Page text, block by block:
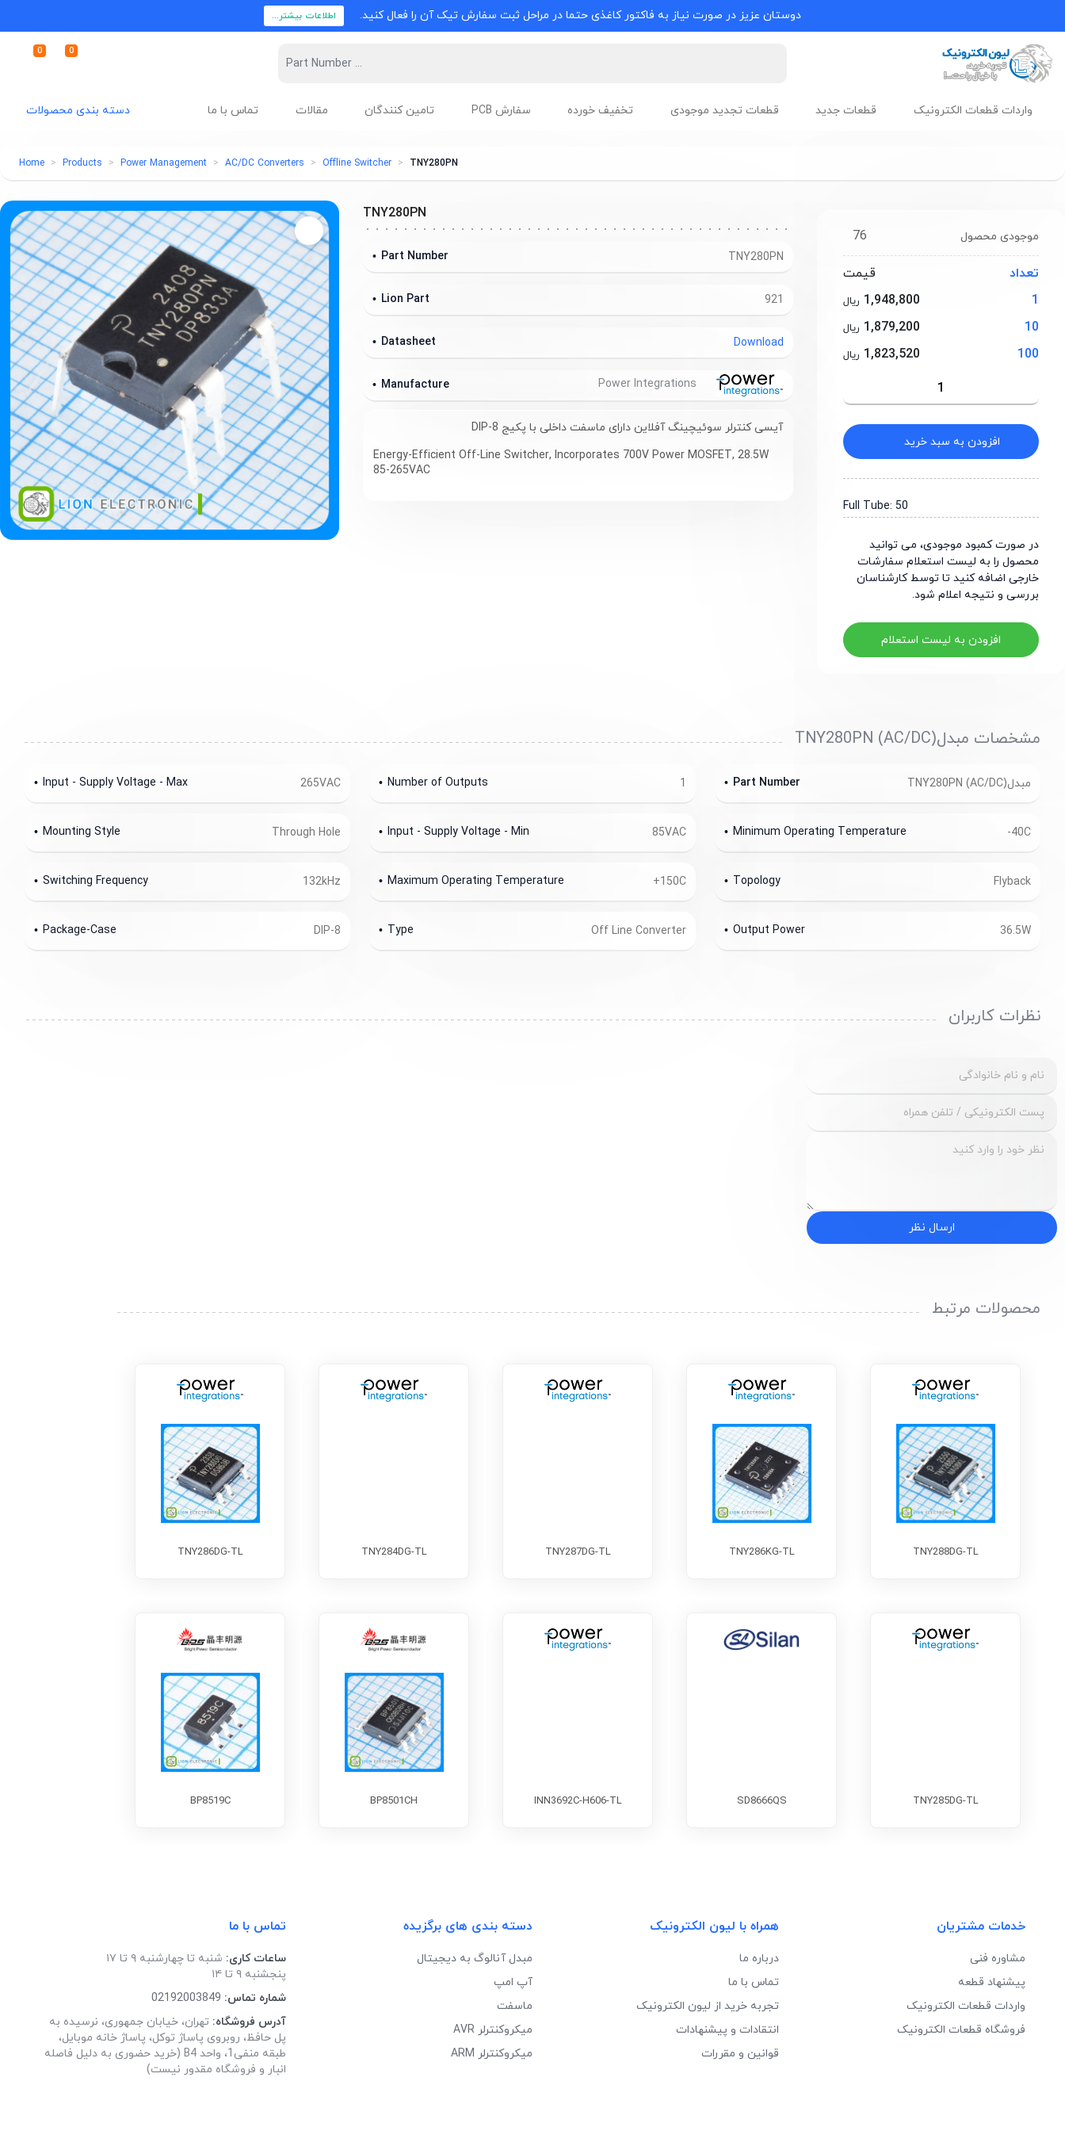
دوستان عزیز در صورت نیاز به فاکتور کاغذی حتما در مراحل ثبت سفارش تیک آن را فعال کنید. اطلاعات بیشتر...
0 0
دسته بندی محصولات واردات قطعات الکترونیک قطعات جدید قطعات تجدید موجودی تخفیف خورده سفارش PCB تامین کنندگان مقالات تماس با ما
Home Products Power Management AC/DC Converters Offline Switcher TNY280PN
76 موجودی محصول
تعداد
قیمت
1
1,948,800 ریال
10
1,879,200 ریال
100
1,823,520 ریال
افزودن به سبد خرید
Full Tube: 50
در صورت کمبود موجودی، می توانید
محصول را به لیست استعلام سفارشات
خارجی اضافه کنید تا توسط کارشناسان
بررسی و نتیجه اعلام شود.
افزودن به لیست استعلام
TNY280PN
TNY280PN
Part Number
921
Lion Part
Download
Datasheet
Manufacture
آیسی کنترلر سوئیچینگ آفلاین دارای ماسفت داخلی با پکیج DIP-8
Energy-Efficient Off-Line Switcher, Incorporates 700V Power MOSFET, 28.5W
85-265VAC
مشخصات مبدل(AC/DC) TNY280PN
مبدل(AC/DC) TNY280PN Part Number
1
Number of Outputs
265VAC
Input - Supply Voltage - Max
-40C
Minimum Operating Temperature
85VAC
Input - Supply Voltage - Min
Through Hole
Mounting Style
Flyback
Topology
+150C
Maximum Operating Temperature
132kHz
Switching Frequency
36.5W
Output Power
Off Line Converter
Type
DIP-8
Package-Case
نظرات کاربران
ارسال نظر
محصولات مرتبط
TNY288DG-TL
TNY286KG-TL
TNY287DG-TL
TNY284DG-TL
TNY286DG-TL
TNY285DG-TL
SD8666QS
INN3692C-H606-TL
BP8501CH
BP8519C
خدمات مشتریان
مشاوره فنی
پیشنهاد قطعه
واردات قطعات الکترونیک
فروشگاه قطعات الکترونیک
همراه با لیون الکترونیک
درباره ما
تماس با ما
تجربه خرید از لیون الکترونیک
انتقادات و پیشنهادات
قوانین و مقررات
دسته بندی های برگزیده
مبدل آنالوگ به دیجیتال
آپ امپ
ماسفت
میکروکنترلر AVR
میکروکنترلر ARM
تماس با ما
ساعات کاری: شنبه تا چهارشنبه ۹ تا ۱۷
پنجشنبه ۹ تا ۱۴
شماره تماس: 02192003849
آدرس فروشگاه: تهران، خیابان جمهوری، نرسیده به
پل حافظ، روبروی پاساژ توکل، پاساژ خانه موبایل،
طبقه منفی1، واحد B4 (خرید حضوری به دلیل فاصله
انبار و فروشگاه مقدور نیست)